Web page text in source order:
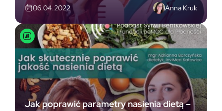
06.04.2022 Anna Kruk
Jak poprawić parametry nasienia dietą –